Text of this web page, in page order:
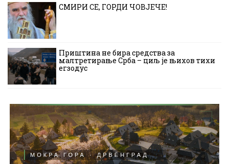
СМИРИ СЕ, ГОРДИ ЧОВЈЕЧЕ!
Приштина не бира средства за
малтретирање Срба – циљ је њихов тихи
егзодус